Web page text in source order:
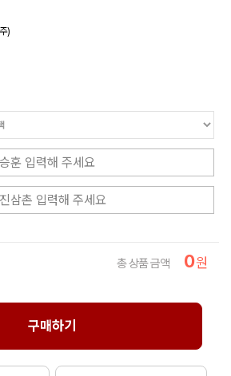
)
총 상품 금액 0원
구매하기